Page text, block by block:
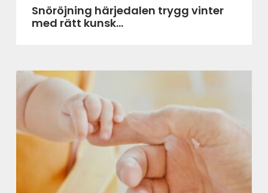
Snöröjning härjedalen trygg vinter
med rätt kunsk...